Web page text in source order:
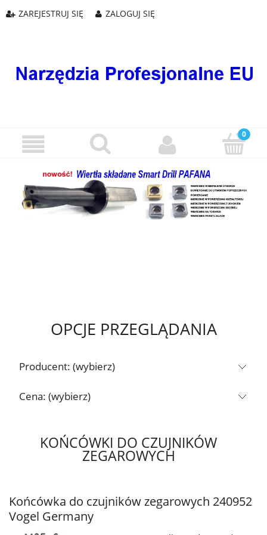
ZAREJESTRUJ SIĘ ZALOGUJ SIĘ
OPCJE PRZEGLĄDANIA
Producent: (wybierz)
Cena: (wybierz)
KOŃCÓWKI DO CZUJNIKÓW
ZEGAROWYCH
Końcówka do czujników zegarowych 240952
Vogel Germany